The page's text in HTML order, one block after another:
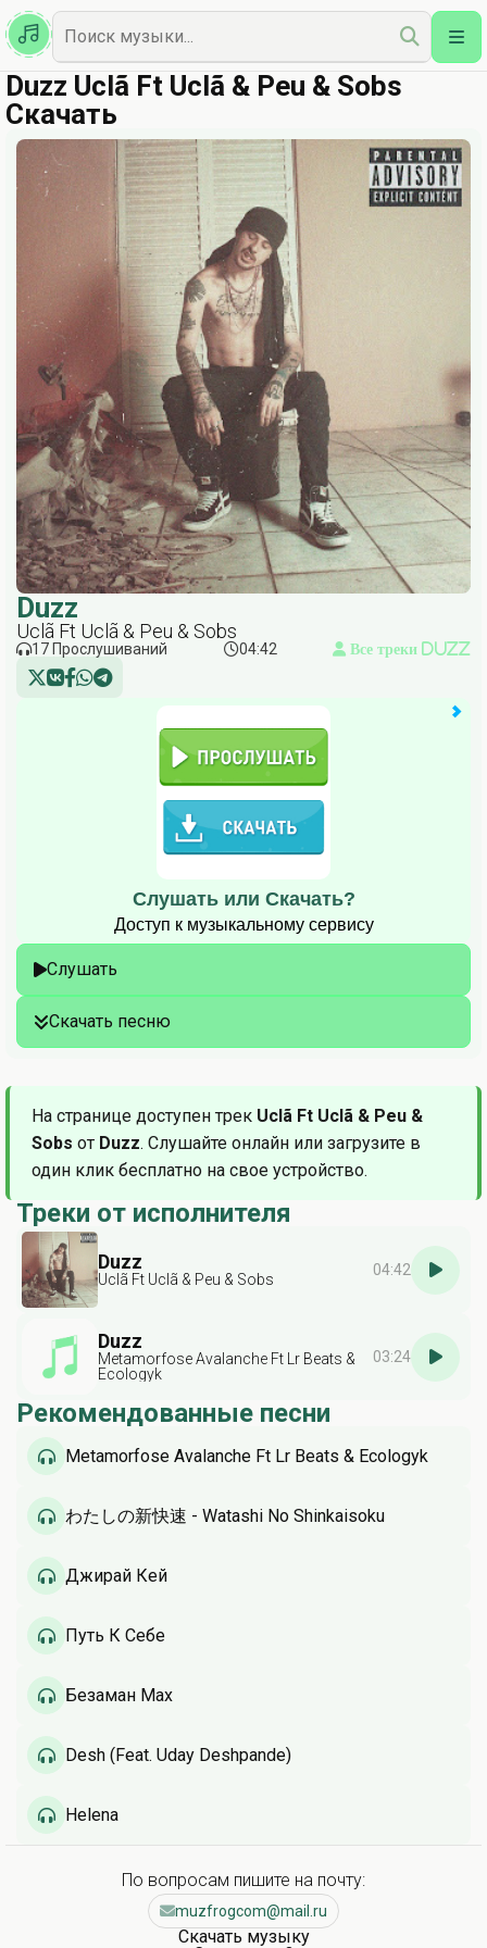
Казахская
Наш Топ
Duzz Uclã Ft Uclã & Peu & Sobs
Скачать
Duzz
Uclã Ft Uclã & Peu & Sobs
17 Прослушиваний 04:42 Все треки Duzz
Слушать или Скачать?
Доступ к музыкальному сервису
Слушать
Скачать песню
На странице доступен трек Uclã Ft Uclã & Peu &
Sobs от Duzz. Слушайте онлайн или загрузите в
один клик бесплатно на свое устройство.
Треки от исполнителя
Duzz
Uclã Ft Uclã & Peu & Sobs
04:42
Duzz
Metamorfose Avalanche Ft Lr Beats &
Ecologyk
03:24
Рекомендованные песни
Metamorfose Avalanche Ft Lr Beats & Ecologyk
わたしの新快速 - Watashi No Shinkaisoku
Джирай Кей
Путь К Себе
Безаман Мах
Desh (Feat. Uday Deshpande)
Helena
По вопросам пишите на почту:
muzfrogcom@mail.ru
Скачать музыку